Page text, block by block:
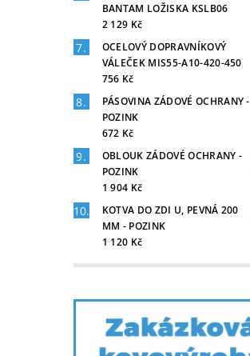
BANTAM LOŽISKA KSLB06
2 129 Kč
OCELOVÝ DOPRAVNÍKOVÝ
VÁLEČEK MIS55-A10-420-450
756 Kč
PÁSOVINA ZÁDOVÉ OCHRANY -
POZINK
672 Kč
OBLOUK ZÁDOVÉ OCHRANY -
POZINK
1 904 Kč
KOTVA DO ZDI U, PEVNÁ 200
MM - POZINK
1 120 Kč